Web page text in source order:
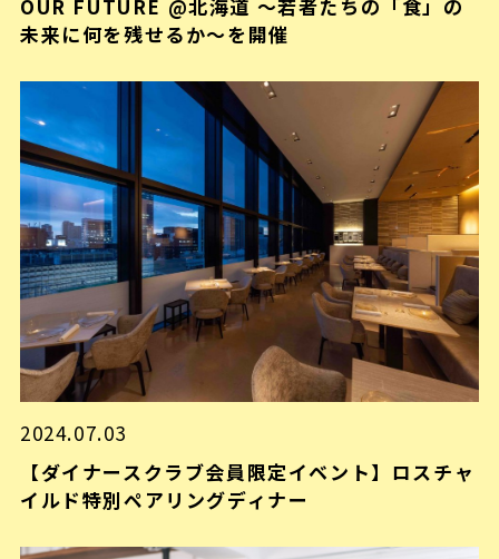
OUR FUTURE @北海道 ～若者たちの「食」の
未来に何を残せるか～を開催
2024.07.03
【ダイナースクラブ会員限定イベント】ロスチャ
イルド特別ペアリングディナー